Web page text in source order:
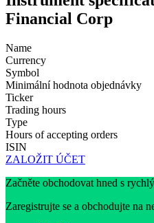
Financial Corp
Name
Currency
Symbol
Minimální hodnota objednávky
Ticker
Trading hours
Type
Hours of accepting orders
ISIN
ZALOŽIT ÚČET
Začněte obchodovat hned s
Zaregistrujte se a obchodujte na